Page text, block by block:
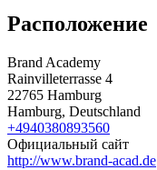
Расположение
Brand Academy
Rainvilleterrasse 4
22765 Hamburg
Hamburg, Deutschland
+4940380893560
Официальный сайт
http://www.brand-acad.de